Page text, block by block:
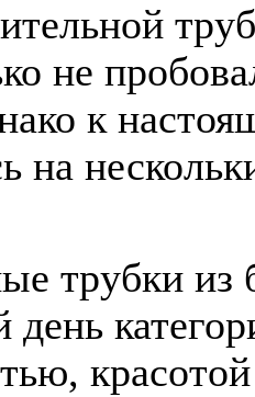
не
к
на
трубки из
день